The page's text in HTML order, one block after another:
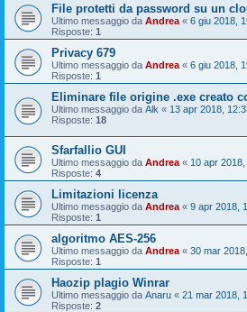
File protetti da password su un
Ultimo messaggio da Andrea « 6 giu 2018,
Risposte: 1
Privacy 679
Ultimo messaggio da Andrea « 6 giu 2018,
Risposte: 1
Eliminare file origine .exe creato
Ultimo messaggio da Alk « 13 apr 2018,
Risposte: 18
Sfarfallio GUI
Ultimo messaggio da Andrea « 10 apr
Risposte: 4
Limitazioni licenza
Ultimo messaggio da Andrea « 9 apr 2018,
Risposte: 1
algoritmo AES-256
Ultimo messaggio da Andrea « 30 mar
Risposte: 1
Haozip plagio Winrar
Ultimo messaggio da Anaru « 21 mar 2018,
Risposte: 2